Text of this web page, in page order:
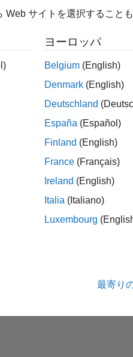
Web サイトを選択することも
ヨーロッパ
Belgium (English)
Denmark (English)
Deutschland
España (Español)
Finland (English)
France (Français)
Ireland (English)
Italia (Italiano)
Luxembourg
最寄り